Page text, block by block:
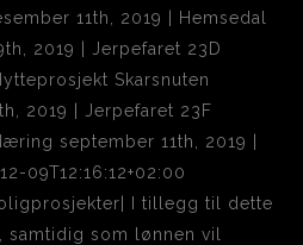
11th, 2019 | Hemsedal
2019 | Jerpefaret 23D
Skarsnuten
2019 | Jerpefaret 23F
september 11th, 2019 |
09T12:16:12+02:00
I tillegg til dette
som lønnen vil